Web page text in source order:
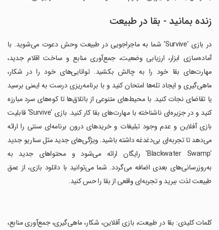
زنده بمانید - بقا در طبیعت
در بازی 'Survive' شما به ماجراجویی در طبیعت وحش دعوت می‌شوید. با
آماده‌سازی ابزار، ارزیابی وضعیت، جمع‌آوری منابع و ساخت اقلام جدید،
مهارت‌های بقا خود را به چالش بکشید. توانایی‌های خود را در شکار،
ماهی‌گیری و ایجاد تله‌ها امتحان کنید و با برنامه‌ریزی درست به ایمنی برسید
یا تقاضای نجات کنید. با محیط‌های متنوعی از باتلاق‌ها تا کوه‌های سرد مبارزه
کنید و در جزیره‌ای ناشناخته با مهارت‌های بقا کار کنید. بازی 'Survive' قابلیت
بازی آفلاین و عدم وجود تبلیغات و خریدهای درون برنامه‌ای سنتی را ارائه
می‌دهد تا تجربه‌ای بی‌دغدغه داشته باشید. ویژگی‌های جدید مثل سناریو جدید
'Blackwater Swamp' رایگان ارائه می‌شود و محتواهای جدید به
به‌روزرسانی‌های بعدی اضافه می‌گردد. شما می‌توانید با دانلود بازی، از عمق
طبیعت لذت ببرید و تجربه‌ای واقعی از بقا را حس کنید.
‏کلمات کلیدی: بقا در طبیعت، بازی آفلاین، شکار، ماهی‌گیری، جمع‌آوری منابع،